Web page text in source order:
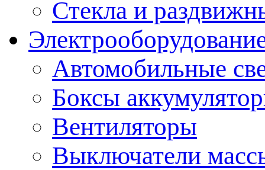
Стекла и
Автомобильные
Боксы
Вентиляторы
Выключатели